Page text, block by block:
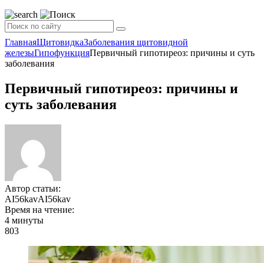
ГлавнаяЩитовидкаЗаболевания щитовидной
железыГипофункцияПервичный гипотиреоз: причины и суть
заболевания
Первичный гипотиреоз: причины и
суть заболевания
Автор статьи:
AI56kavAI56kav
Время на чтение:
4 минуты
803